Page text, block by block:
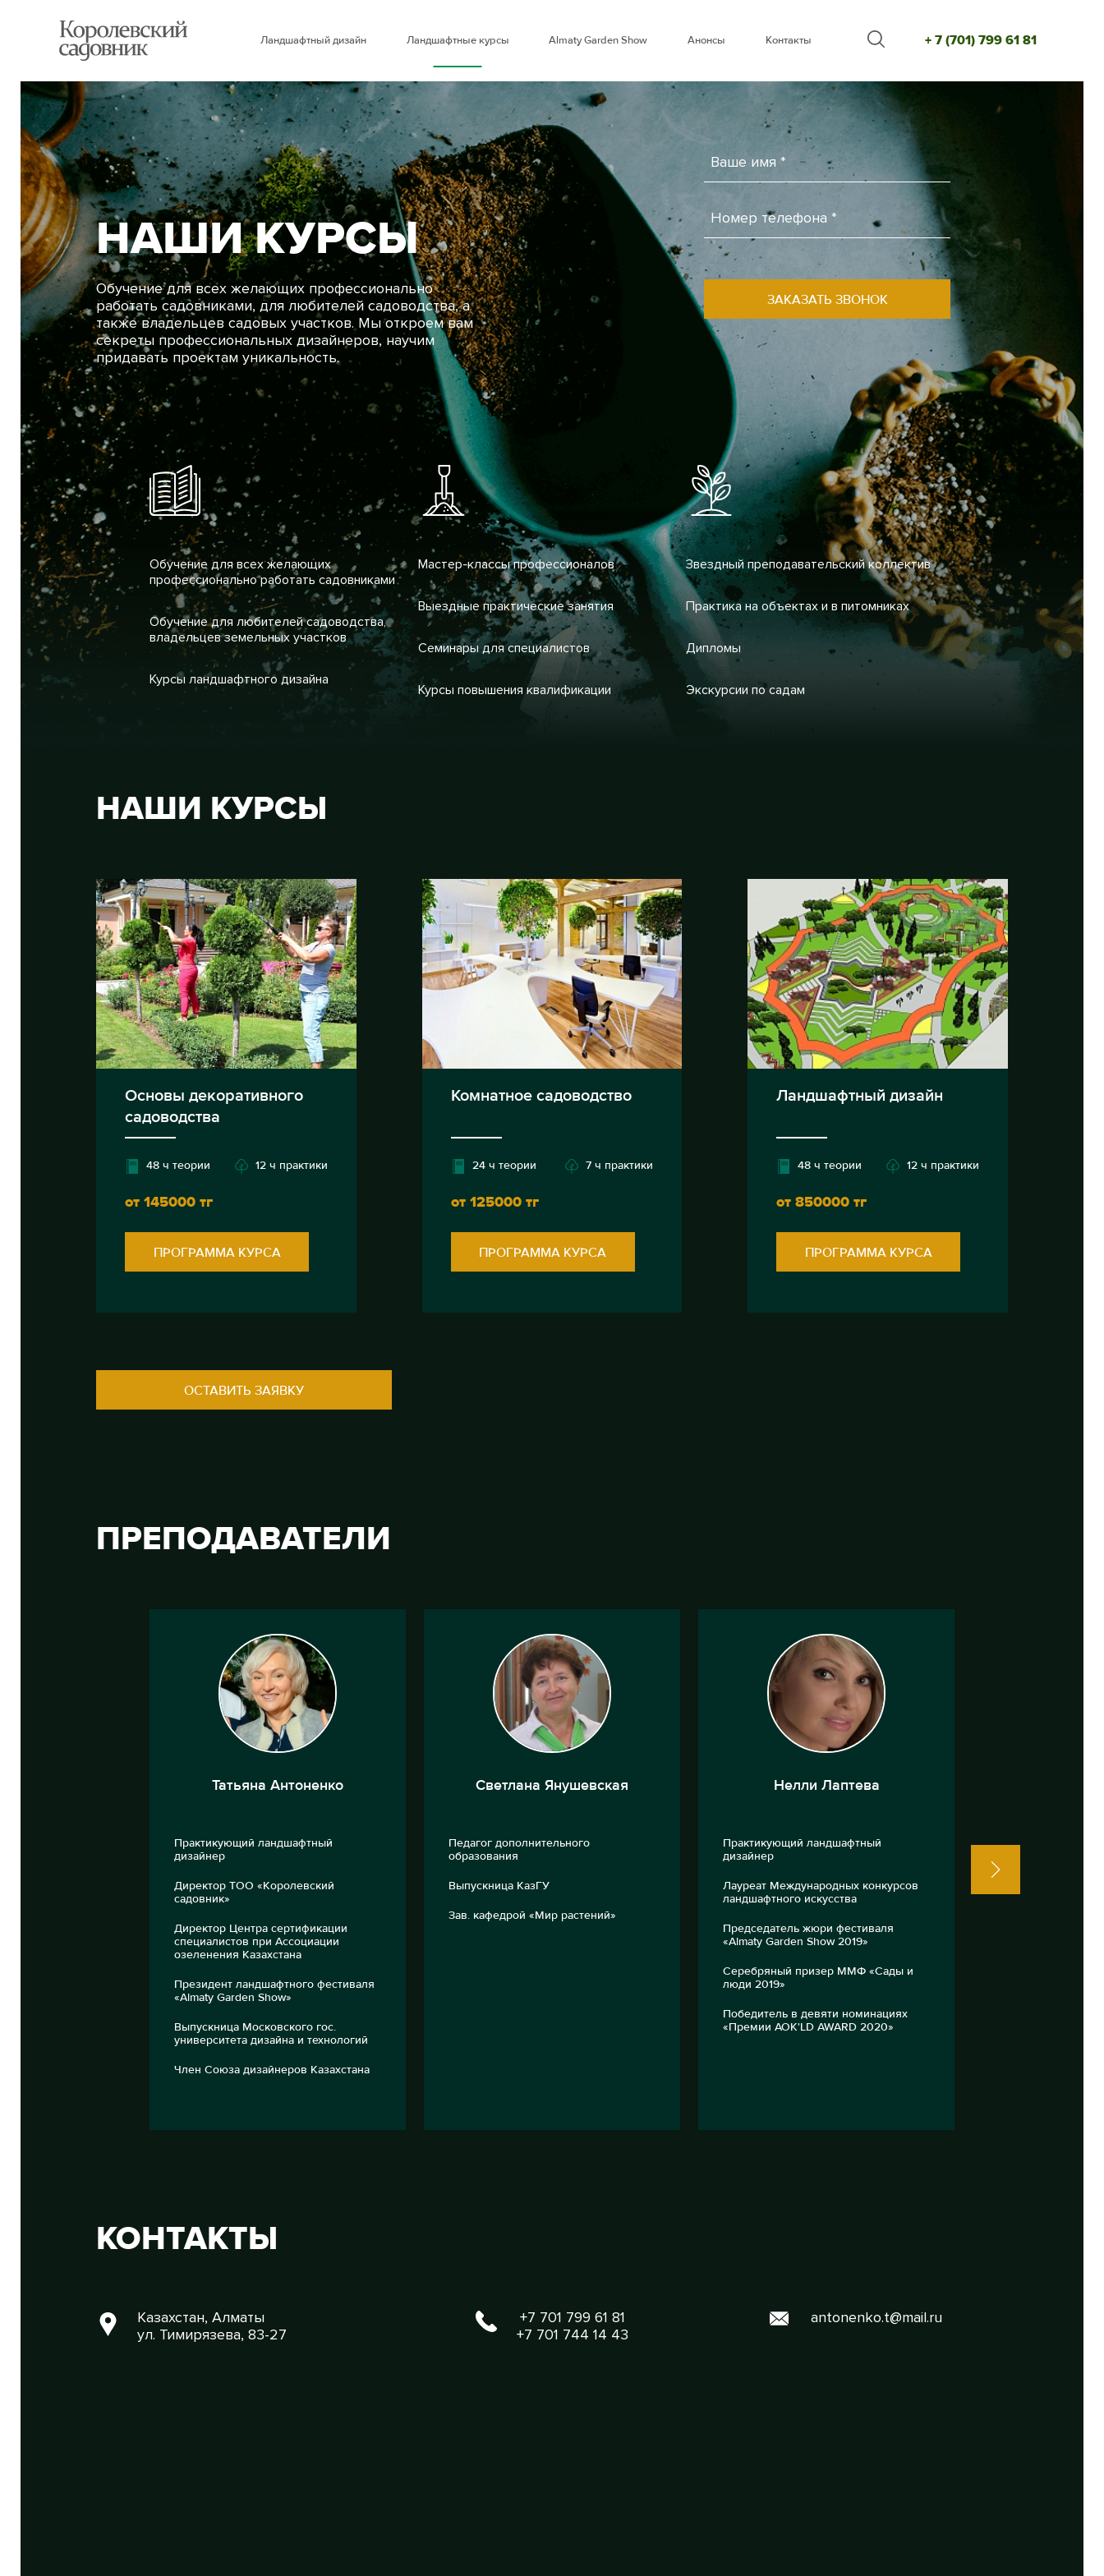
Ландшафтный дизайн Ландшафтные курсы Almaty Garden Show Анонсы Контакты + 7 (701) 799 61 81
НАШИ КУРСЫ
Обучение для всех желающих профессионально
работать садовниками, для любителей садоводства, а
также владельцев садовых участков. Мы откроем вам
секреты профессиональных дизайнеров, научим
придавать проектам уникальность.
ЗАКАЗАТЬ ЗВОНОК
Обучение для всех желающих
профессионально работать садовниками
Обучение для любителей садоводства,
владельцев земельных участков
Курсы ландшафтного дизайна
Мастер-классы профессионалов
Выездные практические занятия
Семинары для специалистов
Курсы повышения квалификации
Звездный преподавательский коллектив
Практика на объектах и в питомниках
Дипломы
Экскурсии по садам
НАШИ КУРСЫ
Основы декоративного
садоводства
48 ч теории 12 ч практики
от 145000 тг
ПРОГРАММА КУРСА
Комнатное садоводство
24 ч теории 7 ч практики
от 125000 тг
ПРОГРАММА КУРСА
Ландшафтный дизайн
48 ч теории 12 ч практики
от 850000 тг
ПРОГРАММА КУРСА
ОСТАВИТЬ ЗАЯВКУ
ПРЕПОДАВАТЕЛИ
Татьяна Антоненко
Практикующий ландшафтный
дизайнер
Директор ТОО «Королевский
садовник»
Директор Центра сертификации
специалистов при Ассоциации
озеленения Казахстана
Президент ландшафтного фестиваля
«Almaty Garden Show»
Выпускница Московского гос.
университета дизайна и технологий
Член Союза дизайнеров Казахстана
Светлана Янушевская
Педагог дополнительного
образования
Выпускница КазГУ
Зав. кафедрой «Мир растений»
Нелли Лаптева
Практикующий ландшафтный
дизайнер
Лауреат Международных конкурсов
ландшафтного искусства
Председатель жюри фестиваля
«Almaty Garden Show 2019»
Серебряный призер ММФ «Сады и
люди 2019»
Победитель в девяти номинациях
«Премии АОК'LD AWARD 2020»
Архитектор,
Преподаватель и
КОНТАКТЫ
Казахстан, Алматы
ул. Тимирязева, 83-27
+7 701 799 61 81
+7 701 744 14 43
antonenko.t@mail.ru